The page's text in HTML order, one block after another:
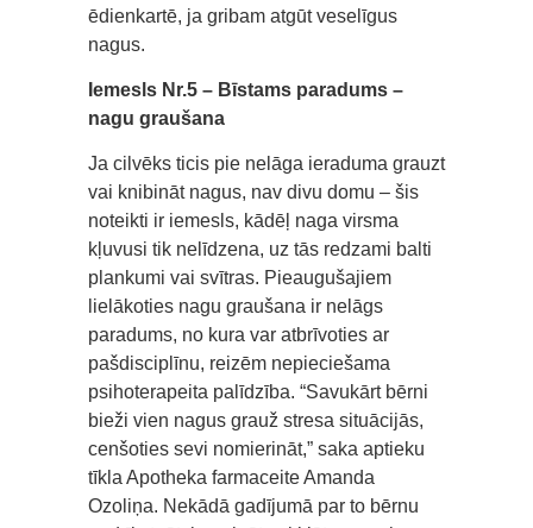
ēdienkartē, ja gribam atgūt veselīgus
nagus.
Iemesls Nr.5 – Bīstams paradums –
nagu graušana
Ja cilvēks ticis pie nelāga ieraduma grauzt
vai knibināt nagus, nav divu domu – šis
noteikti ir iemesls, kādēļ naga virsma
kļuvusi tik nelīdzena, uz tās redzami balti
plankumi vai svītras. Pieaugušajiem
lielākoties nagu graušana ir nelāgs
paradums, no kura var atbrīvoties ar
pašdisciplīnu, reizēm nepieciešama
psihoterapeita palīdzība. “Savukārt bērni
bieži vien nagus grauž stresa situācijās,
cenšoties sevi nomierināt,” saka aptieku
tīkla Apotheka farmaceite Amanda
Ozoliņa. Nekādā gadījumā par to bērnu